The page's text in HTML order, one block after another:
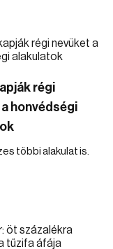
régi
honvédségi
többi alakulat is.